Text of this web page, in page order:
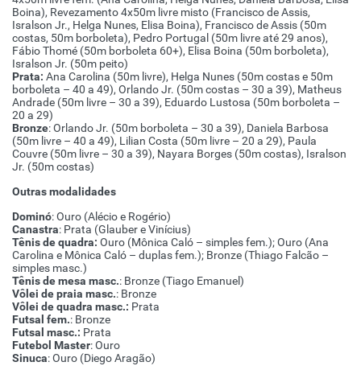
Boina), Revezamento 4x50m livre misto (Francisco de Assis,
Isralson Jr., Helga Nunes, Elisa Boina), Francisco de Assis (50m
costas, 50m borboleta), Pedro Portugal (50m livre até 29 anos),
Fábio Thomé (50m borboleta 60+), Elisa Boina (50m borboleta),
Isralson Jr. (50m peito)
Prata: Ana Carolina (50m livre), Helga Nunes (50m costas e 50m
borboleta – 40 a 49), Orlando Jr. (50m costas – 30 a 39), Matheus
Andrade (50m livre – 30 a 39), Eduardo Lustosa (50m borboleta –
20 a 29)
Bronze: Orlando Jr. (50m borboleta – 30 a 39), Daniela Barbosa
(50m livre – 40 a 49), Lilian Costa (50m livre – 20 a 29), Paula
Couvre (50m livre – 30 a 39), Nayara Borges (50m costas), Isralson
Jr. (50m costas)
Outras modalidades
Dominó: Ouro (Alécio e Rogério)
Canastra: Prata (Glauber e Vinícius)
Tênis de quadra: Ouro (Mônica Caló – simples fem.); Ouro (Ana
Carolina e Mônica Caló – duplas fem.); Bronze (Thiago Falcão –
simples masc.)
Tênis de mesa masc.: Bronze (Tiago Emanuel)
Vôlei de praia masc.: Bronze
Vôlei de quadra masc.: Prata
Futsal fem.: Bronze
Futsal masc.: Prata
Futebol Master: Ouro
Sinuca: Ouro (Diego Aragão)